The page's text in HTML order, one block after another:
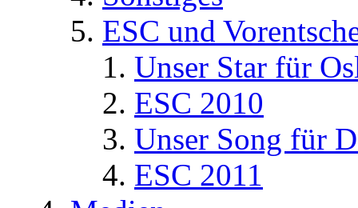
ESC und
Unser Star für
ESC 2010
Unser Song für
ESC 2011